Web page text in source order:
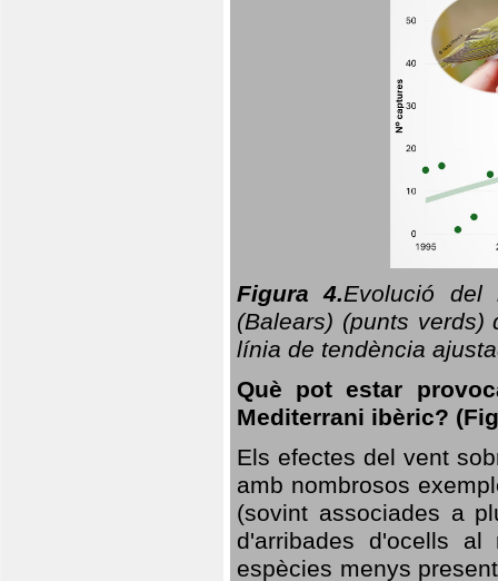
Figura 4.Evolució del
(Balears) (punts
línia de tendència
Què pot estar
Mediterrani ibèric?
Els efectes del vent
amb nombrosos
(sovint associades a
d'arribades d'ocells
espècies menys